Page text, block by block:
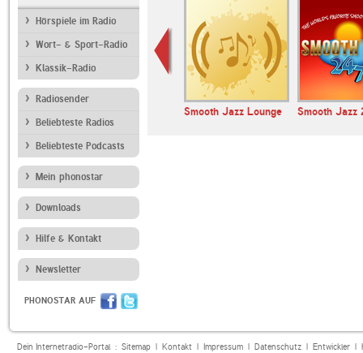
Hörspiele im Radio
Wort- & Sport-Radio
Klassik-Radio
Radiosender
Beliebteste Radios
Beliebteste Podcasts
Mein phonostar
Downloads
Hilfe & Kontakt
Newsletter
PHONOSTAR AUF
Dresden
Smooth Jazz Lounge Smooth Jazz
Dein Internetradio-Portal : Sitemap| Kontakt| Impressum| Datenschutz| Entwickler|